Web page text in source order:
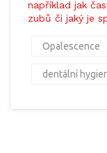
například jak
zubů či jaký je
Opalescence
dentální